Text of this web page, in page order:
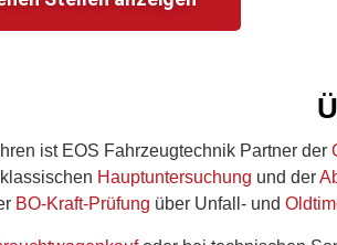
ist EOS Fahrzeugtechnik Partner der
Hauptuntersuchung und der
BO-Kraft-Prüfung über Unfall- und